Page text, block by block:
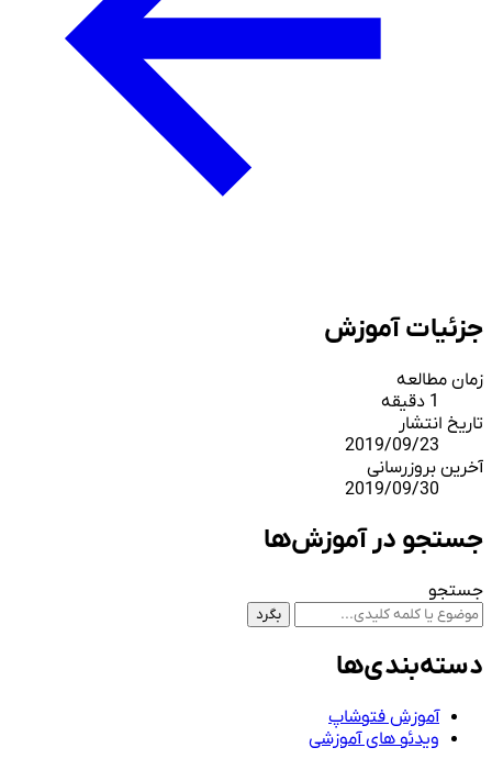
جزئیات آموزش
زمان مطالعه
تاریخ انتشار
2019/09/23
آخرین بروزرسانی
2019/09/30
جستجو در آموزش‌ها
جستجو
بگرد
دسته‌بندی‌ها
آموزش فتوشاپ
ویدئو های آموزشی